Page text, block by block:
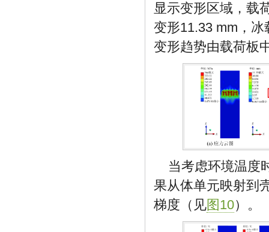
显示变形区域，载
变形11.33 mm，
变形趋势由载荷板
当考虑环境温度
果从体单元映射到
梯度（见图10）。